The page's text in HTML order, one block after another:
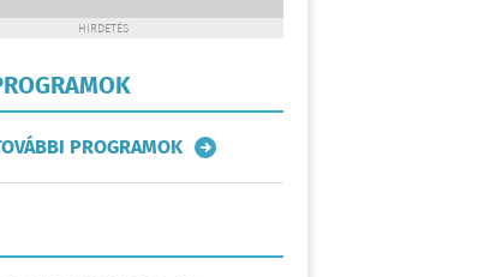
HIRDETÉS
PROGRAMOK